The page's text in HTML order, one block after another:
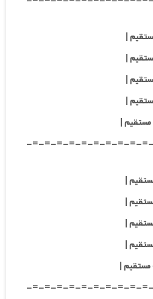
-=-=-=-=-=-=-=-=-=-
-=-=-=-=-=-=-=-=-=-